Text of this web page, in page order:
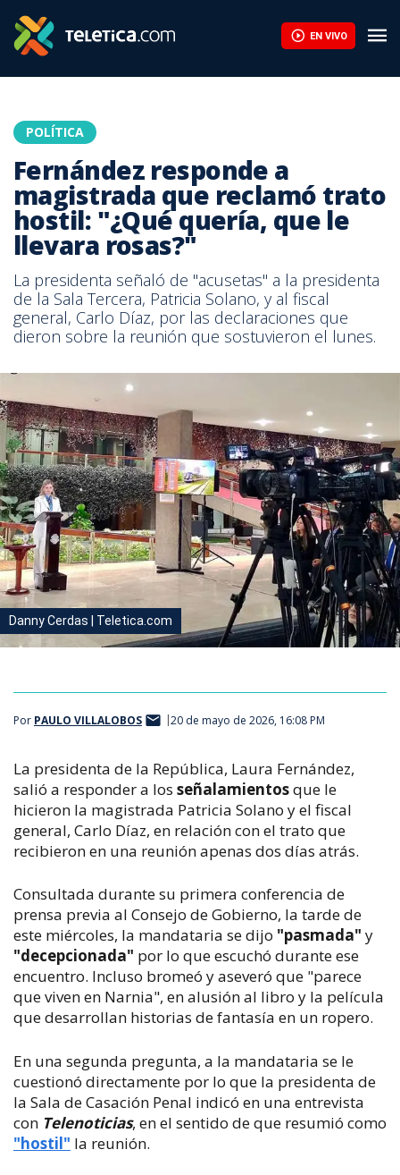
EN VIVO
POLÍTICA
Fernández responde a
magistrada que reclamó trato
hostil: "¿Qué quería, que le
llevara rosas?"
La presidenta señaló de "acusetas" a la presidenta
de la Sala Tercera, Patricia Solano, y al fiscal
general, Carlo Díaz, por las declaraciones que
dieron sobre la reunión que sostuvieron el lunes.
Danny Cerdas | Teletica.com
Por PAULO VILLALOBOS 20 de mayo de 2026, 16:08 PM
La presidenta de la República, Laura Fernández,
salió a responder a los señalamientosque le
hicieron la magistrada Patricia Solano y el fiscal
general, Carlo Díaz, en relación con el trato que
recibieron en una reunión apenas dos días atrás.
Consultada durante su primera conferencia de
prensa previa al Consejo de Gobierno, la tarde de
este miércoles, la mandataria se dijo "pasmada" y
"decepcionada" por lo que escuchó durante ese
encuentro. Incluso bromeó y aseveró que "parece
que viven en Narnia", en alusión al libro y la película
que desarrollan historias de fantasía en un ropero.
En una segunda pregunta, a la mandataria se le
cuestionó directamente por lo que la presidenta de
la Sala de Casación Penal indicó en una entrevista
con Telenoticias, en el sentido de que resumió como
"hostil" la reunión.